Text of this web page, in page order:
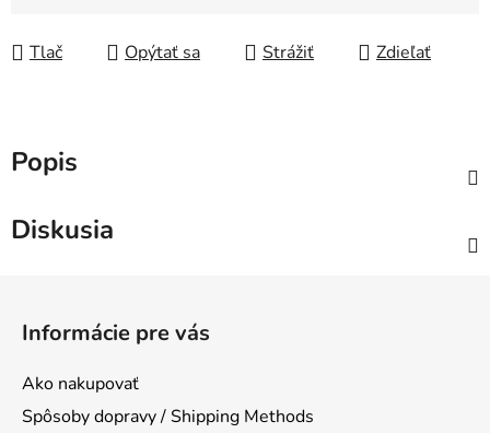
Tlač Opýtať sa Strážiť Zdieľať
Popis
Diskusia
Informácie pre vás
Ako nakupovať
Spôsoby dopravy / Shipping Methods